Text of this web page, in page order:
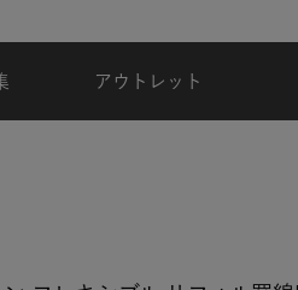
アウトレット